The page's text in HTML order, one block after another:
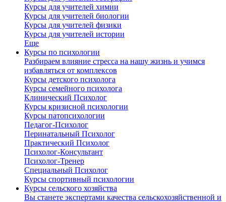
Курсы для учителей химии
Курсы для учителей биологии
Курсы для учителей физики
Курсы для учителей истории
Еще
Курсы по психологии
Разбираем влияние стресса на нашу жизнь и учимся
избавляться от комплексов
Курсы детского психолога
Курсы семейного психолога
Клинический Психолог
Курсы кризисной психологии
Курсы патопсихологии
Педагог-Психолог
Перинатальный Психолог
Практический Психолог
Психолог-Консультант
Психолог-Тренер
Специальный Психолог
Курсы спортивный психологии
Курсы сельского хозяйства
Вы станете экспертами качества сельскохозяйственной и